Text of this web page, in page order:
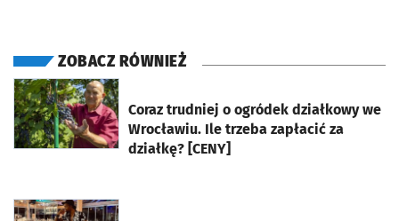
ZOBACZ RÓWNIEŻ
Coraz trudniej o ogródek działkowy we
Wrocławiu. Ile trzeba zapłacić za
działkę? [CENY]
otworzy się w nowej karcie
otworzy się w nowej karcie